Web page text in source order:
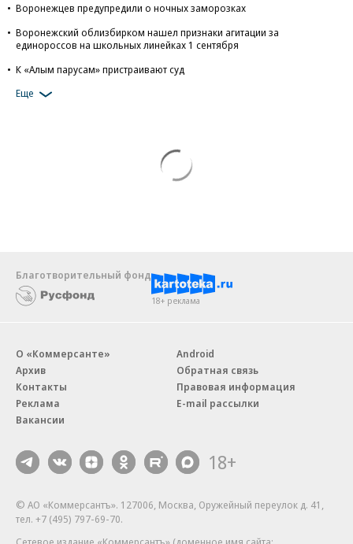
Воронежцев предупредили о ночных заморозках
Воронежский облизбирком нашел признаки агитации за
единороссов на школьных линейках 1 сентября
К «Алым парусам» пристраивают суд
Еще
Благотворительный фонд
18+ реклама
О «Коммерсанте»
Архив
Контакты
Реклама
Вакансии
Android
Обратная связь
Правовая информация
E-mail рассылки
18+
© АО «Коммерсантъ». 127006, Москва, Оружейный переулок д. 41,
тел. +7 (495) 797-69-70.